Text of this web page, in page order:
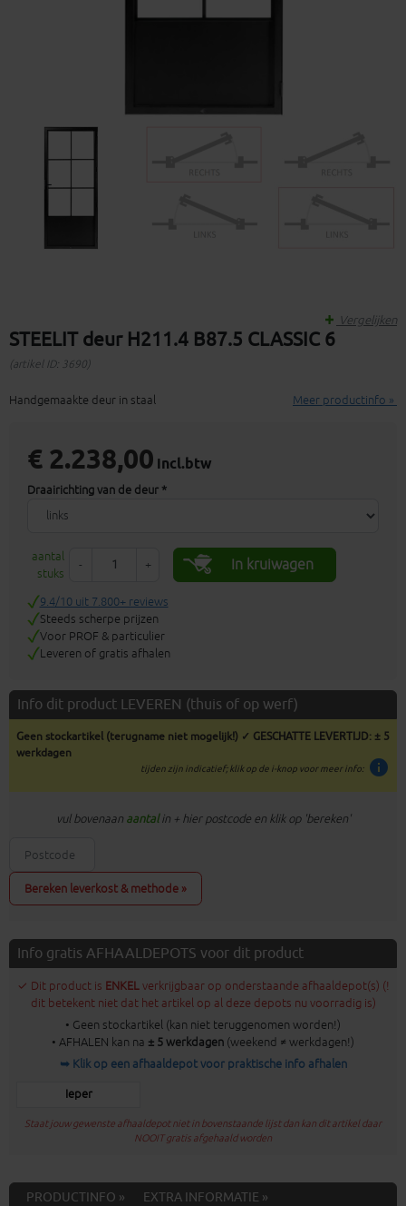
STEELIT deur H211.4 B87.5 CLASSIC 6
(artikel ID: 3690)
Vergelijken
Handgemaakte deur in staal Meer productinfo »
€ 2.238,00 incl.btw
Draairichting van de deur *
aantal
stuks
- + In kruiwagen
9.4/10 uit 7.800+ reviews
Steeds scherpe prijzen
Voor PROF & particulier
Leveren of gratis afhalen
Info dit product LEVEREN (thuis of op werf)
Geen stockartikel (terugname niet mogelijk!) ✓ GESCHATTE LEVERTIJD: ± 5
werkdagen
info
tijden zijn indicatief; klik op de i-knop voor meer info:
vul bovenaan aantalin + hier postcode en klik op 'bereken'
Bereken leverkost & methode »
Info gratis AFHAALDEPOTS voor dit product
✓ Dit product is ENKELverkrijgbaar op onderstaande afhaaldepot(s) (!
dit betekent niet dat het artikel op al deze depots nu voorradig is)
• Geen stockartikel (kan niet teruggenomen worden!)
• AFHALEN kan na ± 5 werkdagen (weekend ≠ werkdagen!)
➥ Klik op een afhaaldepot voor praktische info afhalen
Ieper
Staat jouw gewenste afhaaldepot niet in bovenstaande lijst dan kan dit artikel daar
NOOIT gratis afgehaald worden
PRODUCTINFO »
EXTRA INFORMATIE »